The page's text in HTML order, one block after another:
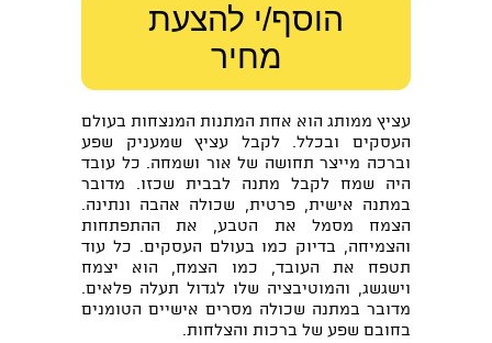
הוסף/י להצעת
מחיר
עציץ ממותג הוא אחת המתנות המנצחות בעולם
העסקים ובכלל. לקבל עציץ שמעניק שפע
וברכה מייצר תחושה של אור ושמחה. כל עובד
היה שמח לקבל מתנה לבבית שכזו. מדובר
במתנה אישית, פרטית, שכולה אהבה ונתינה.
הצמח מסמל את הטבע, את ההתפתחות
והצמיחה, בדיוק כמו בעולם העסקים. כל עוד
תטפח את העובד, כמו הצמח, הוא יצמח
וישגשג, והמוטיבציה שלו לגדול תעלה פלאים.
מדובר במתנה שכולה מסרים אישיים הטומנים
בחובם שפע של ברכות והצלחות.